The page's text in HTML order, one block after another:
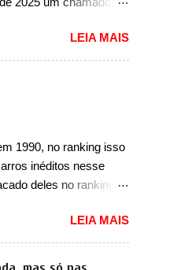
diz que as
mais próxima para a
do software do
do motor do
do
que poderá causar a
do modulo de...
LEIA MAIS
1990, no ranking isso
inéditos nesse
deles no ranking
ano também era
anos ganhava uma
arredondadas.
LEIA MAIS